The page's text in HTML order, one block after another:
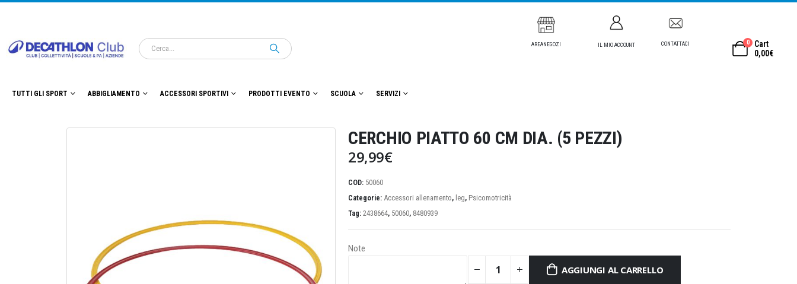
AREANEGOZI IL MIO ACCOUNT CONTATTACI 0
Cart
0,00€
TUTTI GLI SPORT ABBIGLIAMENTO ACCESSORI SPORTIVI PRODOTTI EVENTO SCUOLA SERVIZI
CERCHIO PIATTO 60 CM DIA. (5 PEZZI)
29,99€
COD: 50060
Categorie: Accessori allenamento, leg, Psicomotricità
Tag: 2438664, 50060, 8480939
Note
AGGIUNGI AL CARRELLO